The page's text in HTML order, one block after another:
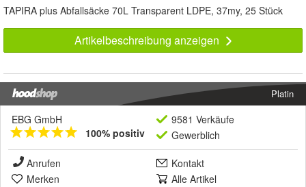
TAPIRA plus Abfallsäcke 70L Transparent LDPE, 37my, 25 Stück
Artikelbeschreibung anzeigen
Platin
EBG GmbH
100% positiv
9581 Verkäufe
Gewerblich
Anrufen
Kontakt
Merken
Alle Artikel